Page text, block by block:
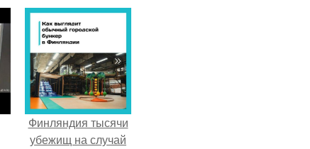
Финляндия тысячи
убежищ на случай